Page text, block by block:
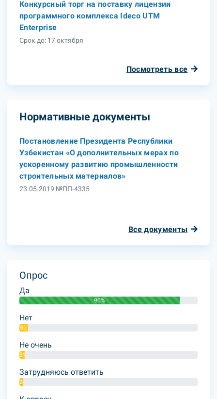
Конкурсный торг на поставку лицензии
программного комплекса Ideco UTM
Enterprise
Срок до: 17 октября
Посмотреть все
Нормативные документы
Постановление Президента Республики
Узбекистан «О дополнительных мерах по
ускоренному развитию промышленности
строительных материалов»
23.05.2019 №ПП-4335
Все документы
Опрос
Да
90%
Нет
5%
Не очень
3%
Затрудняюсь ответить
2%